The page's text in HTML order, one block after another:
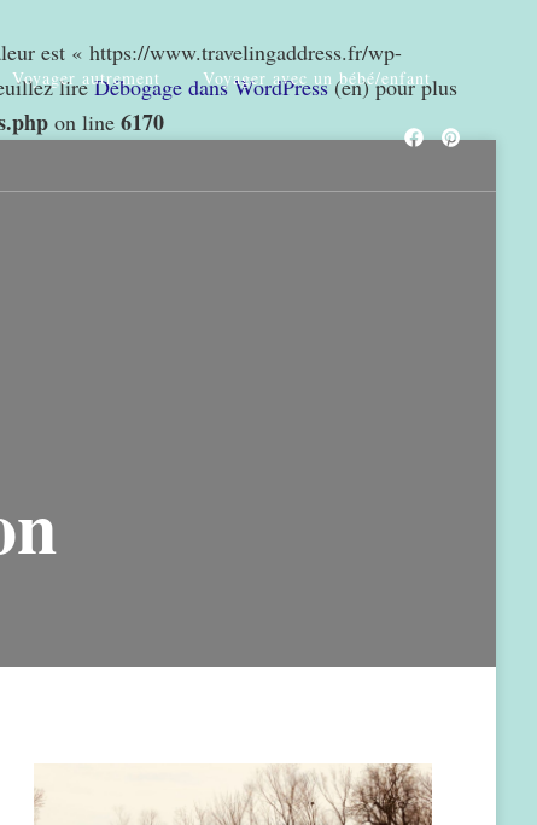
est « https://www.travelingaddress.fr/wp-
lireDébogage dans WordPress(en) pour plus
on line 6170
Voyager autrement Voyager avec un bébé/enfant